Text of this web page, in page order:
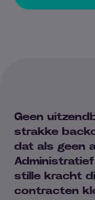
Geen
strakke
dat als geen
stille kracht
contracten